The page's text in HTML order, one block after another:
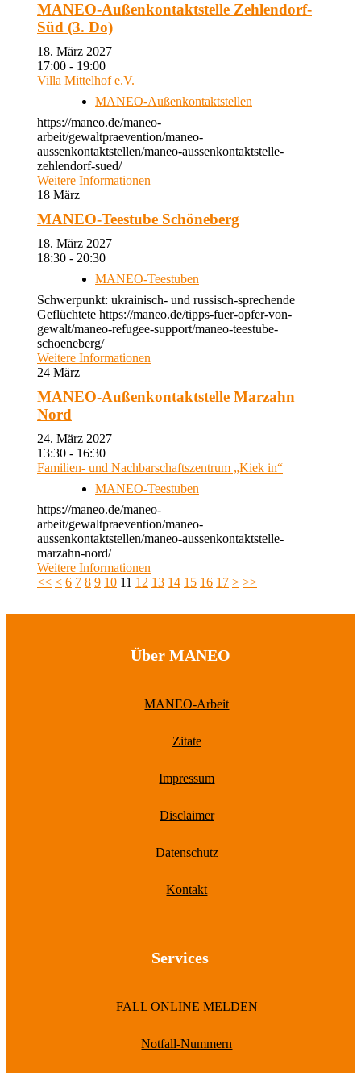
MANEO-Außenkontaktstelle Zehlendorf-
Süd (3. Do)
18. März 2027
17:00 - 19:00
Villa Mittelhof e.V.
MANEO-Außenkontaktstellen
https://maneo.de/maneo-
arbeit/gewaltpraevention/maneo-
aussenkontaktstellen/maneo-aussenkontaktstelle-
zehlendorf-sued/
Weitere Informationen
18 März
MANEO-Teestube Schöneberg
18. März 2027
18:30 - 20:30
MANEO-Teestuben
Schwerpunkt: ukrainisch- und russisch-sprechende
Geflüchtete https://maneo.de/tipps-fuer-opfer-von-
gewalt/maneo-refugee-support/maneo-teestube-
schoeneberg/
Weitere Informationen
24 März
MANEO-Außenkontaktstelle Marzahn
Nord
24. März 2027
13:30 - 16:30
Familien- und Nachbarschaftszentrum „Kiek in“
MANEO-Teestuben
https://maneo.de/maneo-
arbeit/gewaltpraevention/maneo-
aussenkontaktstellen/maneo-aussenkontaktstelle-
marzahn-nord/
Weitere Informationen
<< < 6 7 8 9 10 11 12 13 14 15 16 17 > >>
Über MANEO
MANEO-Arbeit
Zitate
Impressum
Disclaimer
Datenschutz
Kontakt
Services
FALL ONLINE MELDEN
Notfall-Nummern